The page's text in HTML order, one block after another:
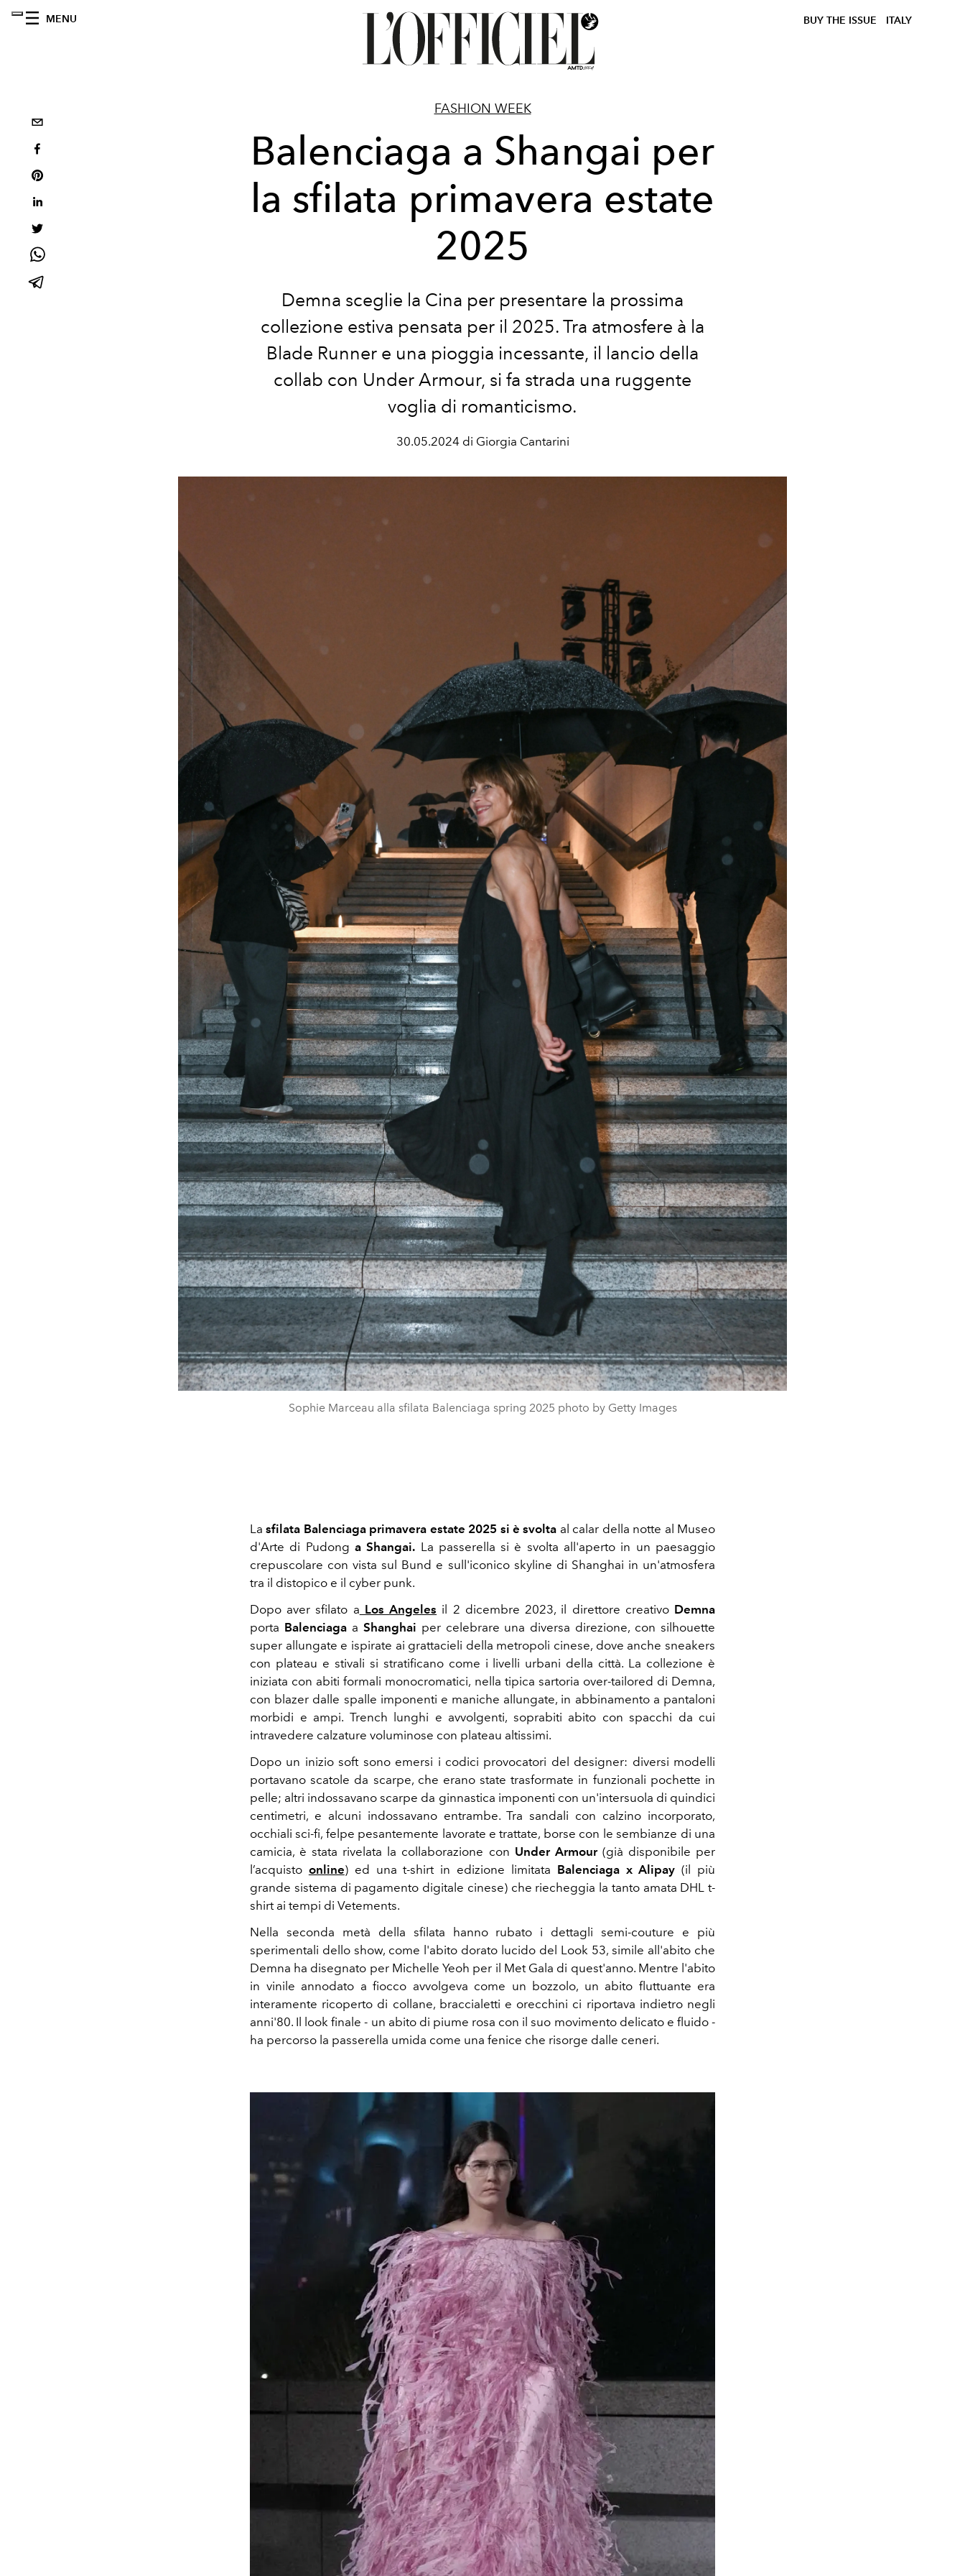
MENU BUY THE ISSUE ITALY
FASHION WEEK
Balenciaga a Shangai per
la sfilata primavera estate
2025
Demna sceglie la Cina per presentare la prossima
collezione estiva pensata per il 2025. Tra atmosfere à la
Blade Runner e una pioggia incessante, il lancio della
collab con Under Armour, si fa strada una ruggente
voglia di romanticismo.
30.05.2024 di Giorgia Cantarini
Sophie Marceau alla sfilata Balenciaga spring 2025 photo by Getty Images
Lasfilata Balenciaga primavera estate 2025 si è svolta al calar della notte al Museo
d'Arte di Pudong a Shangai. La passerella si è svolta all'aperto in un paesaggio
crepuscolare con vista sul Bund e sull'iconico skyline di Shanghai in un'atmosfera
tra il distopico e il cyber punk.
Dopo aver sfilato a Los Angeles il 2 dicembre 2023, il direttore creativo Demna
porta Balenciagaa Shanghai per celebrare una diversa direzione, con silhouette
super allungate e ispirate ai grattacieli della metropoli cinese, dove anche sneakers
con plateau e stivali si stratificano come i livelli urbani della città. La collezione è
iniziata con abiti formali monocromatici, nella tipica sartoria over-tailored di Demna,
con blazer dalle spalle imponenti e maniche allungate, in abbinamento a pantaloni
morbidi e ampi. Trench lunghi e avvolgenti, soprabiti abito con spacchi da cui
intravedere calzature voluminose con plateau altissimi.
Dopo un inizio soft sono emersi i codici provocatori del designer: diversi modelli
portavano scatole da scarpe, che erano state trasformate in funzionali pochette in
pelle; altri indossavano scarpe da ginnastica imponenti con un'intersuola di quindici
centimetri, e alcuni indossavano entrambe. Tra sandali con calzino incorporato,
occhiali sci-fi, felpe pesantemente lavorate e trattate, borse con le sembianze di una
camicia, è stata rivelata la collaborazione con Under Armour(già disponibile per
l’acquisto online) ed una t-shirt in edizione limitata Balenciaga x Alipay (il più
grande sistema di pagamento digitale cinese) che riecheggia la tanto amata DHL t-
shirt ai tempi di Vetements.
Nella seconda metà della sfilata hanno rubato i dettagli semi-couture e più
sperimentali dello show, come l'abito dorato lucido del Look 53, simile all'abito che
Demna ha disegnato per Michelle Yeoh per il Met Gala di quest'anno. Mentre l'abito
in vinile annodato a fiocco avvolgeva come un bozzolo, un abito fluttuante era
interamente ricoperto di collane, braccialetti e orecchini ci riportava indietro negli
anni'80. Il look finale - un abito di piume rosa con il suo movimento delicato e fluido -
ha percorso la passerella umida come una fenice che risorge dalle ceneri.